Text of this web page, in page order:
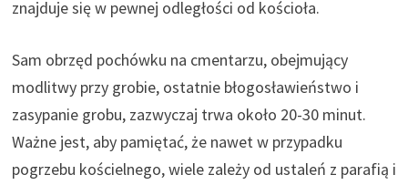
znajduje się w pewnej odległości od kościoła.
Sam obrzęd pochówku na cmentarzu, obejmujący
modlitwy przy grobie, ostatnie błogosławieństwo i
zasypanie grobu, zazwyczaj trwa około 20-30 minut.
Ważne jest, aby pamiętać, że nawet w przypadku
pogrzebu kościelnego, wiele zależy od ustaleń z parafią i